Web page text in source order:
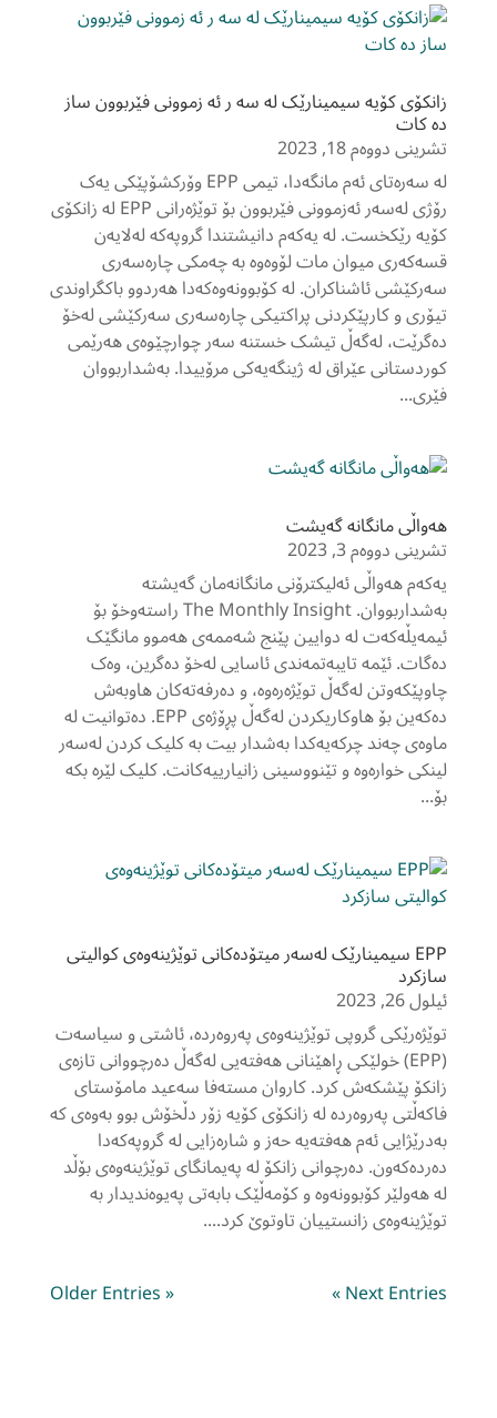
زانکۆی کۆیه سیمینارێک له سه ر ئه زموونی فێربوون ساز
ده کات
تشرینی دووەم 18, 2023
لە سەرەتای ئەم مانگەدا، تیمی EPP وۆرکشۆپێکی یەک
رۆژی لەسەر ئەزموونی فێربوون بۆ توێژەرانی EPP لە زانکۆی
کۆیە رێکخست. لە یەکەم دانیشتندا گروپەکە لەلایەن
قسەکەری میوان مات لۆوەوە بە چەمکی چارەسەری
سەرکێشی ئاشناکران. لە کۆبوونەوەکەدا هەردوو باکگراوندی
تیۆری و کارپێکردنی پراکتیکی چارەسەری سەرکێشی لەخۆ
دەگرێت، لەگەڵ تیشک خستنە سەر چوارچێوەی هەرێمی
کوردستانی عێراق لە ژینگەیەکی مرۆییدا. بەشداربووان
فێری...
هەواڵی مانگانە گەیشت
تشرینی دووەم 3, 2023
یەکەم هەواڵی ئەلیکترۆنی مانگانەمان گەیشتە
بەشداربووان. The Monthly Insight راستەوخۆ بۆ
ئیمەیڵەکەت لە دوایین پێنج شەممەی هەموو مانگێک
دەگات. ئێمە تایبەتمەندی ئاسایی لەخۆ دەگرین، وەک
چاوپێکەوتن لەگەڵ توێژەرەوە، و دەرفەتەکان هاوبەش
دەکەین بۆ هاوکاریکردن لەگەڵ پڕۆژەی EPP. دەتوانیت لە
ماوەی چەند چرکەیەکدا بەشدار بیت بە کلیک کردن لەسەر
لینکی خوارەوە و تێنووسینی زانیارییەکانت. کلیک لێرە بکە
بۆ...
EPP سیمینارێک لەسەر میتۆدەکانی توێژینەوەی کوالیتی
سازکرد
ئیلول 26, 2023
توێژەرێکی گروپی توێژینەوەی پەروەردە، ئاشتی و سیاسەت
(EPP) خولێکی ڕاهێنانی هەفتەیی لەگەڵ دەرچووانی تازەی
زانکۆ پێشکەش کرد. کاروان مستەفا سەعید مامۆستای
فاکەڵتی پەروەردە لە زانکۆی کۆیە زۆر دڵخۆش بوو بەوەی کە
بەدرێژایی ئەم هەفتەیە حەز و شارەزایی لە گروپەکەدا
دەردەکەون. دەرچوانی زانکۆ لە پەیمانگای توێژینەوەی بۆڵد
لە هەولێر کۆبوونەوە و کۆمەڵێک بابەتی پەیوەندیدار بە
توێژینەوەی زانستییان تاوتوێ کرد....
« Older Entries
Next Entries »